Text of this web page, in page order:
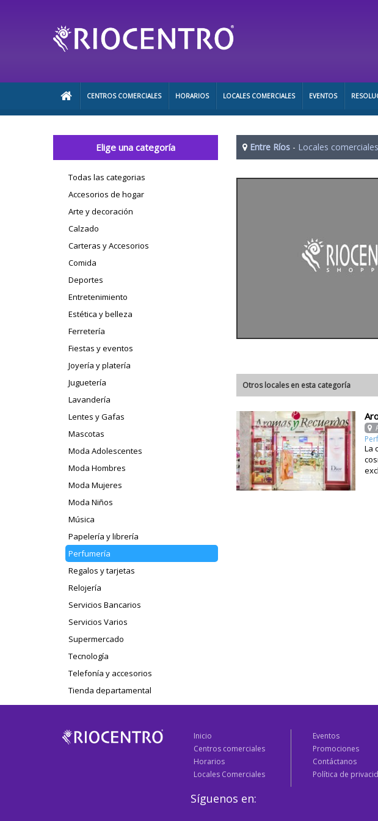
CENTROS COMERCIALES HORARIOS LOCALES COMERCIALES EVENTOS
Elige una categoría
Todas las categorias
Accesorios de hogar
Arte y decoración
Calzado
Carteras y Accesorios
Comida
Deportes
Entretenimiento
Estética y belleza
Ferretería
Fiestas y eventos
Joyería y platería
Juguetería
Lavandería
Lentes y Gafas
Mascotas
Moda Adolescentes
Moda Hombres
Moda Mujeres
Moda Niños
Música
Papelería y librería
Perfumería
Regalos y tarjetas
Relojería
Servicios Bancarios
Servicios Varios
Supermercado
Tecnología
Telefonía y accesorios
Tienda departamental
Entre Ríos - Locales comerciales
Otros locales en esta categoría
La
Inicio
Centros comerciales
Horarios
Locales Comerciales
Eventos
Promociones
Contáctanos
Política de
Síguenos en: